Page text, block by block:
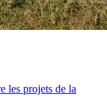
les projets de la